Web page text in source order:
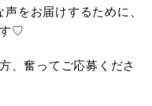
をお届けするために、
す♡
、奮ってご応募くださ